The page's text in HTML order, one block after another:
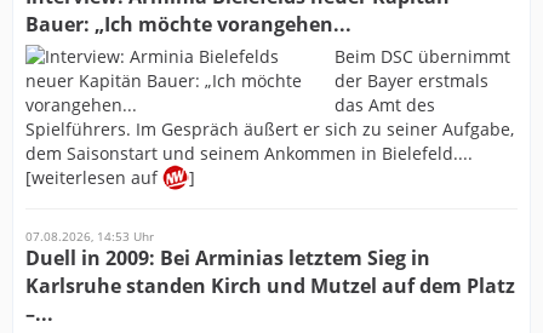
Bauer: „Ich möchte vorangehen...
Beim DSC übernimmt
der Bayer erstmals
das Amt des
Spielführers. Im Gespräch äußert er sich zu seiner Aufgabe,
dem Saisonstart und seinem Ankommen in Bielefeld....
[weiterlesen auf
]
07.08.2026, 14:53 Uhr
Duell in 2009: Bei Arminias letztem Sieg in
Karlsruhe standen Kirch und Mutzel auf dem Platz
–...